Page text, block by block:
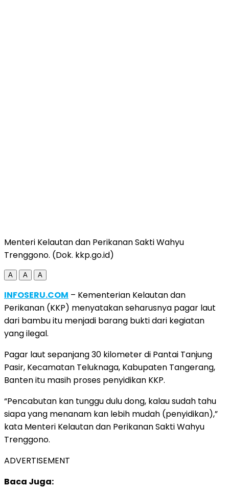
Menteri Kelautan dan Perikanan Sakti Wahyu
Trenggono. (Dok. kkp.go.id)
A A A
INFOSERU.COM – Kementerian Kelautan dan
Perikanan (KKP) menyatakan seharusnya pagar laut
dari bambu itu menjadi barang bukti dari kegiatan
yang ilegal.
Pagar laut sepanjang 30 kilometer di Pantai Tanjung
Pasir, Kecamatan Teluknaga, Kabupaten Tangerang,
Banten itu masih proses penyidikan KKP.
“Pencabutan kan tunggu dulu dong, kalau sudah tahu
siapa yang menanam kan lebih mudah (penyidikan),”
kata Menteri Kelautan dan Perikanan Sakti Wahyu
Trenggono.
ADVERTISEMENT
Baca Juga: